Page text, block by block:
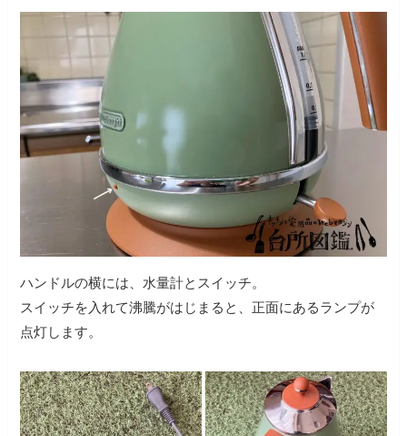
ハンドルの横には、水量計とスイッチ。
スイッチを入れて沸騰がはじまると、正面にあるランプが
点灯します。